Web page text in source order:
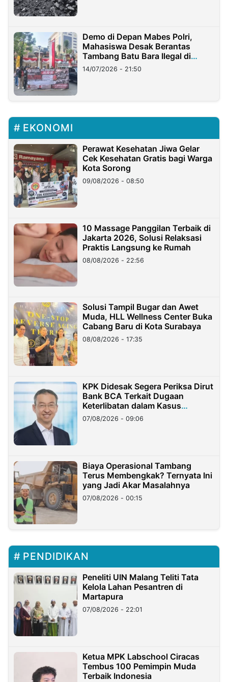
Demo di Depan Mabes Polri,
Mahasiswa Desak Berantas
Tambang Batu Bara Ilegal di
Lampung
14/07/2026 - 21:50
EKONOMI
Perawat Kesehatan Jiwa Gelar
Cek Kesehatan Gratis bagi Warga
Kota Sorong
09/08/2026 - 08:50
10 Massage Panggilan Terbaik di
Jakarta 2026, Solusi Relaksasi
Praktis Langsung ke Rumah
08/08/2026 - 22:56
Solusi Tampil Bugar dan Awet
Muda, HLL Wellness Center Buka
Cabang Baru di Kota Surabaya
08/08/2026 - 17:35
KPK Didesak Segera Periksa Dirut
Bank BCA Terkait Dugaan
Keterlibatan dalam Kasus
Hilangnya Dana Nasabah Rp2,58
Miliar
07/08/2026 - 09:06
Biaya Operasional Tambang
Terus Membengkak? Ternyata Ini
yang Jadi Akar Masalahnya
07/08/2026 - 00:15
PENDIDIKAN
Peneliti UIN Malang Teliti Tata
Kelola Lahan Pesantren di
Martapura
07/08/2026 - 22:01
Ketua MPK Labschool Ciracas
Tembus 100 Pemimpin Muda
Terbaik Indonesia